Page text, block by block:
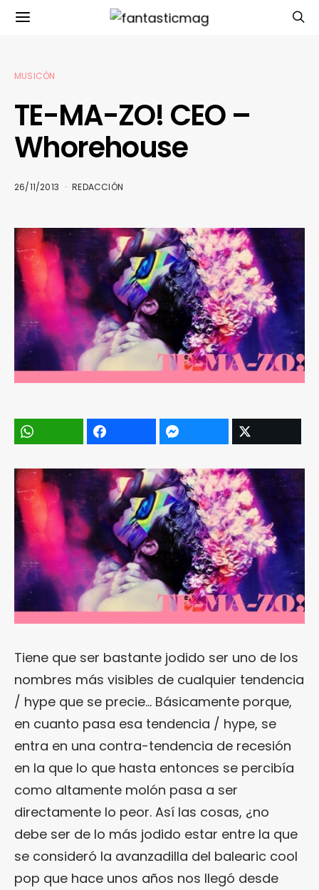
MUSICÓN
TE-MA-ZO! CEO –
Whorehouse
26/11/2013 REDACCIÓN
Tiene que ser bastante jodido ser uno de los
nombres más visibles de cualquier tendencia
/ hype que se precie… Básicamente porque,
en cuanto pasa esa tendencia / hype, se
entra en una contra-tendencia de recesión
en la que lo que hasta entonces se percibía
como altamente molón pasa a ser
directamente lo peor. Así las cosas, ¿no
debe ser de lo más jodido estar entre la que
se consideró la avanzadilla del balearic cool
pop que hace unos años nos llegó desde